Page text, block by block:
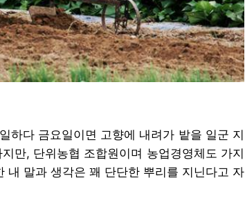
하다 금요일이면 고향에 내려가 밭을 일군 지
만, 단위농협 조합원이며 농업경영체도 가지
내 말과 생각은 꽤 단단한 뿌리를 지닌다고 자